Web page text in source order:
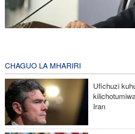
Seneta wa Marekani: Vita vimeifanya
Marekani imedhoofika
Karibu Wapalestina 8,000 wamekatwa
Israel dhidi ya Gaza
CHAGUO LA MHARIRI
Ufichuzi
Iran